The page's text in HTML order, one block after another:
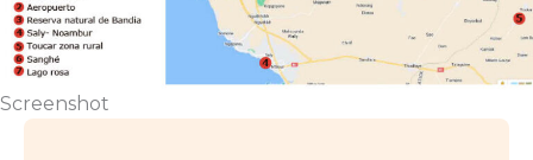
Screenshot